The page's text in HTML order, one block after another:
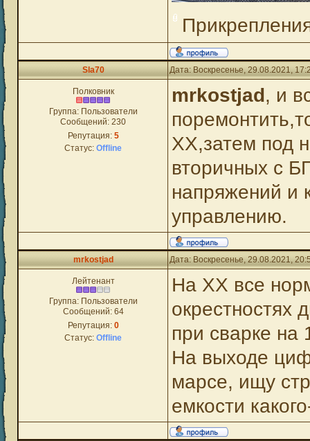
Sla70 Дата: Воскресенье, 29.08.2021,
Полковник
Группа: Пользователи
Сообщений: 230
Репутация: 5
Статус: Offline
mrkostjad, и
ХХ,затем под
вторичных с
напряжений и
управлению.
mrkostjad Дата: Воскресенье, 29.08.2021,
Лейтенант
Группа: Пользователи
Сообщений: 64
Репутация: 0
Статус: Offline
На ХХ все
окрестностях
при сварке на
На выходе
марсе, ищу
емкости